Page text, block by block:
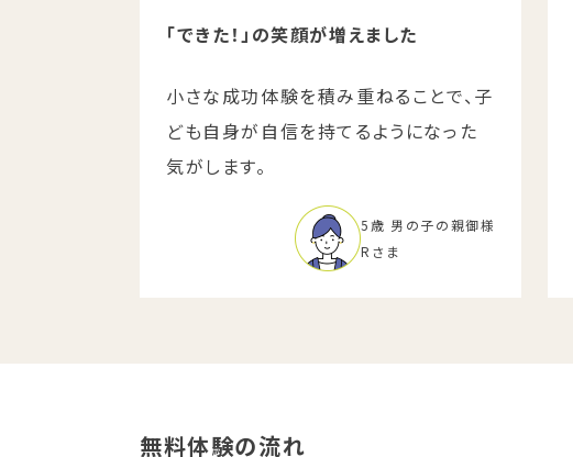
「できた！」の笑顔が増えました
小さな成功体験を積み重ねることで、子
ども自身が自信を持てるようになった
気がします。
5歳 男の子の親御様
Rさま
無料体験の流れ